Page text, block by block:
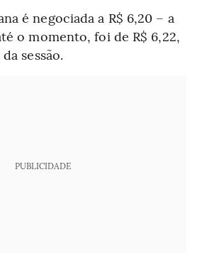
é negociada a R$ 6,20 – a
o momento, foi de R$ 6,22,
sessão.
PUBLICIDADE